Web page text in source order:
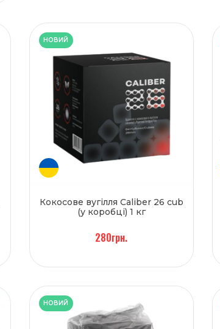
НОВИЙ
Кокосове вугілля Caliber 26 cub
(у коробці) 1 кг
280грн.
НОВИЙ